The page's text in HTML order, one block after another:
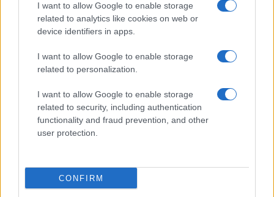
I want to allow Google to enable storage
related to analytics like cookies on web or
device identifiers in apps.
I want to allow Google to enable storage
related to personalization.
I want to allow Google to enable storage
related to security, including authentication
functionality and fraud prevention, and other
user protection.
CONFIRM
έρθουν οι παραδόσεις των αρμάτων μάχης Altay. Δεν έχουμε καν
μετρήσει ακόμα το δικινητήριο Kızılelma.
View Replies